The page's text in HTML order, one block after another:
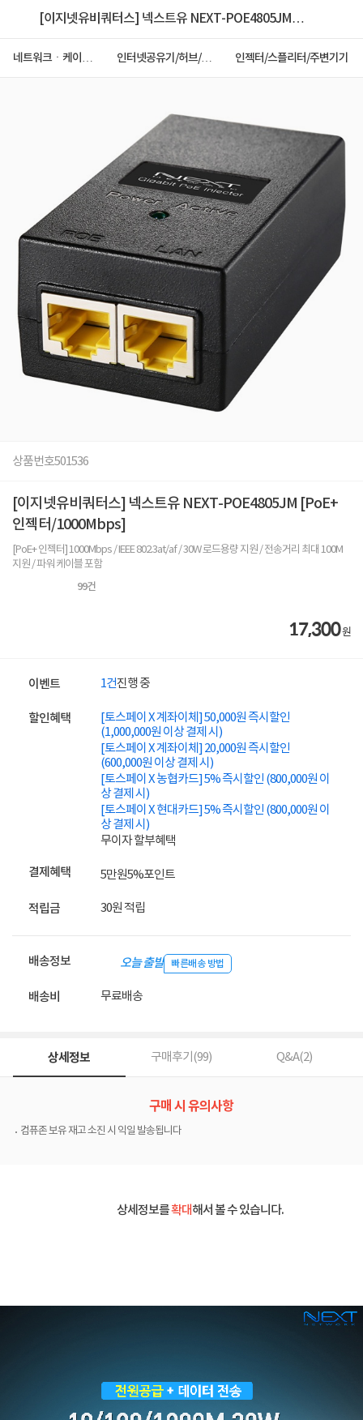
[이지넷유비쿼터스] 넥스트유 NEXT-POE4805JM
네트워크ㆍ케이블
인터넷공유기/허브/랜
인젝터/스플리터/주변기기
상품번호501536
[이지넷유비쿼터스] 넥스트유 NEXT-POE4805JM [PoE+
인젝터/1000Mbps]
[PoE+ 인젝터] 1000Mbps / IEEE 802.3at/af / 30W 로드용량 지원 / 전송거리 최대 100M
지원 / 파워 케이블 포함
99건
17,300원
이벤트 1건진행 중
할인혜택
[토스페이 X 계좌이체] 50,000원 즉시할인
(1,000,000원 이상 결제 시)
[토스페이 X 계좌이체] 20,000원 즉시할인
(600,000원 이상 결제 시)
[토스페이 X 농협카드] 5% 즉시할인 (800,000원 이
상 결제 시)
[토스페이 X 현대카드] 5% 즉시할인 (800,000원 이
상 결제 시)
무이자 할부혜택
결제혜택 5만원5%포인트
적립금 30원 적립
배송정보 오늘 출발 빠른배송 방법
배송비 무료배송
상세정보 구매후기(99) Q&A(2)
구매 시 유의사항
컴퓨존 보유 재고 소진 시 익일 발송됩니다
상세정보를확대해서 볼 수 있습니다.